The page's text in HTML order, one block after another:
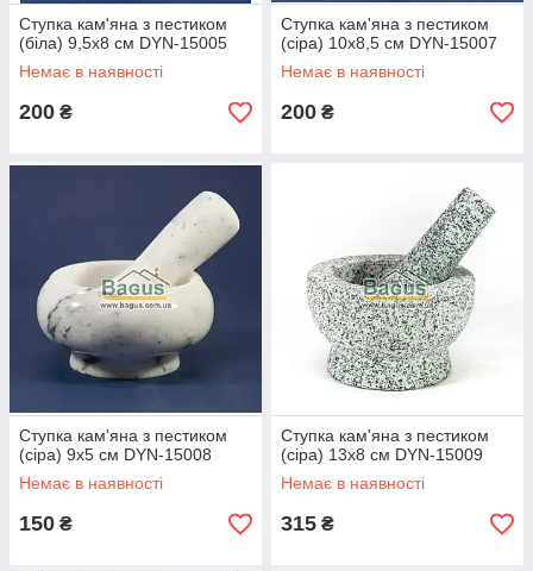
Ступка кам'яна з пестиком
(біла) 9,5х8 см DYN-15005
Немає в наявності
200 ₴
Ступка кам'яна з пестиком
(сіра) 10х8,5 см DYN-15007
Немає в наявності
200 ₴
Ступка кам'яна з пестиком
(сіра) 9х5 см DYN-15008
Немає в наявності
150 ₴
Ступка кам'яна з пестиком
(сіра) 13х8 см DYN-15009
Немає в наявності
315 ₴